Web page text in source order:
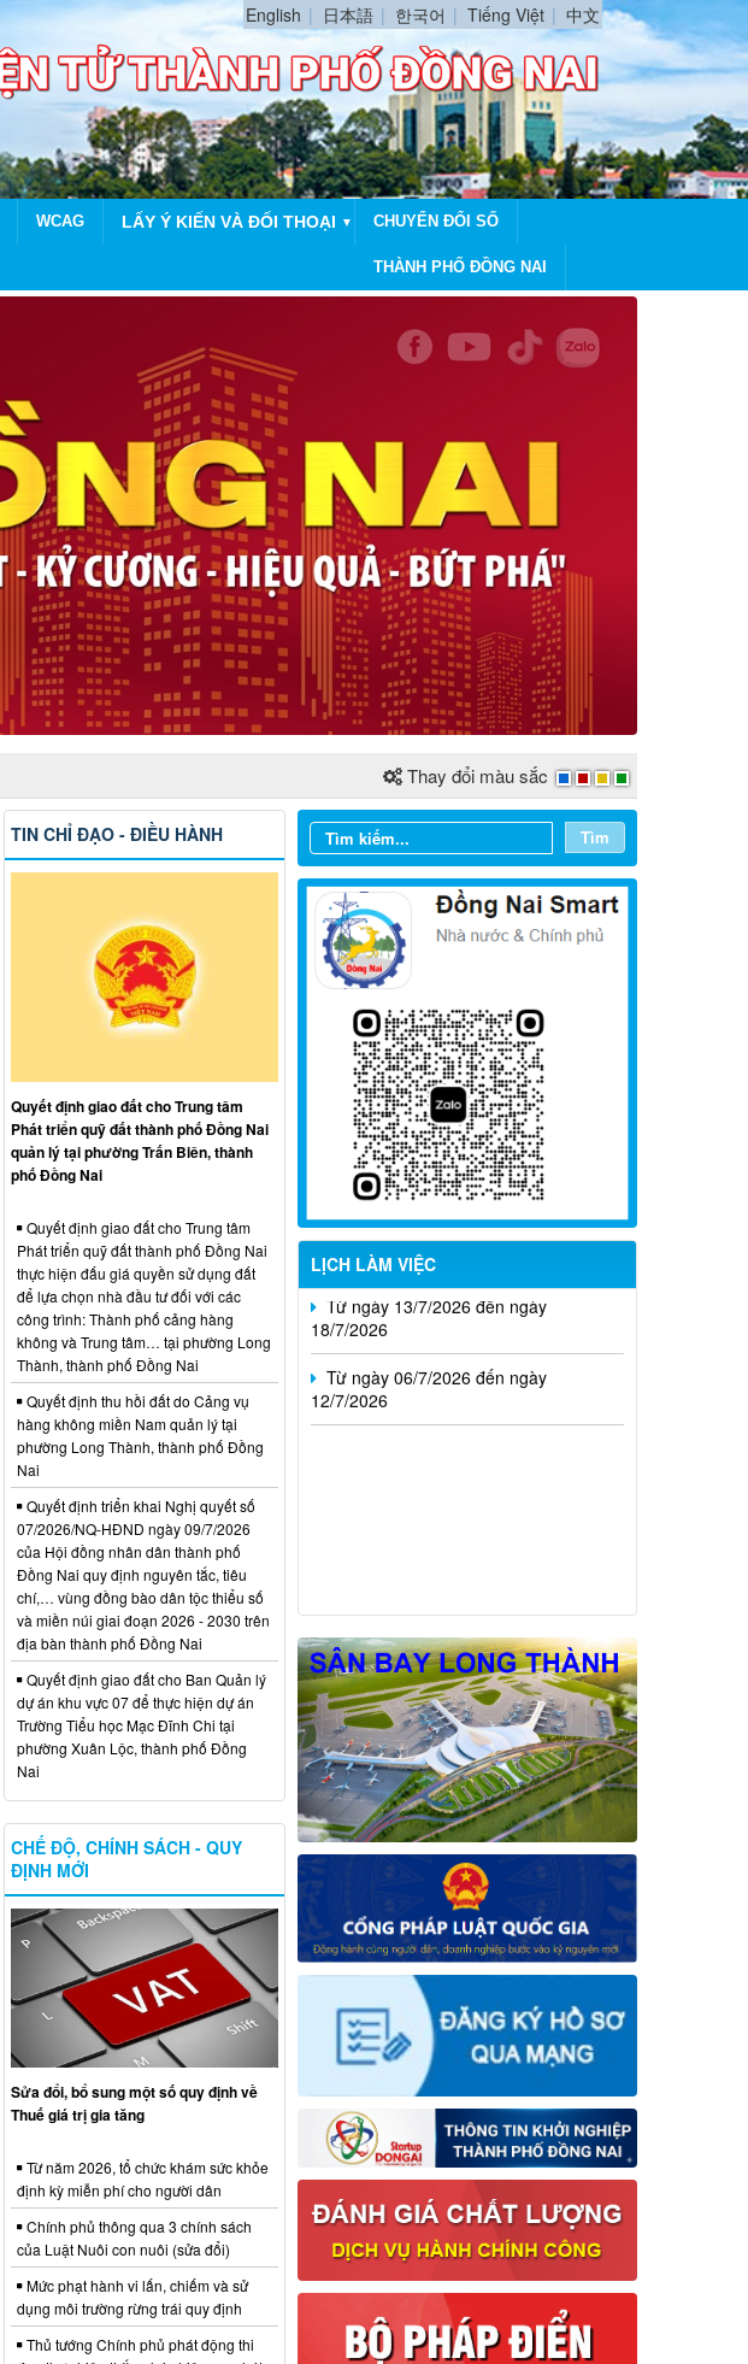
English 日本語 한국어 Tiếng Việt 中文
WCAG LẤY Ý KIẾN VÀ ĐỐI THOẠI ▼ CHUYỂN ĐỔI SỐ
THÀNH PHỐ ĐỒNG NAI
Thay đổi màu sắc
Tìm
LỊCH LÀM VIỆC
Từ ngày 03/8/2026 đến ngày
09/8/2026
Từ ngày 27/7/2026 đến ngày
02/8/2026
Từ ngày 20/7/2026 đến ngày
26/7/2026
Từ ngày 13/7/2026 đến ngày
18/7/2026
Từ ngày 06/7/2026 đến ngày
12/7/2026
TIN CHỈ ĐẠO - ĐIỀU HÀNH
Quyết định giao đất cho Trung tâm
Phát triển quỹ đất thành phố Đồng Nai
quản lý tại phường Trấn Biên, thành
phố Đồng Nai
Quyết định giao đất cho Trung tâm
Phát triển quỹ đất thành phố Đồng Nai
thực hiện đấu giá quyền sử dụng đất
để lựa chọn nhà đầu tư đối với các
công trình: Thành phố cảng hàng
không và Trung tâm… tại phường Long
Thành, thành phố Đồng Nai
Quyết định thu hồi đất do Cảng vụ
hàng không miền Nam quản lý tại
phường Long Thành, thành phố Đồng
Nai
Quyết định triển khai Nghị quyết số
07/2026/NQ-HĐND ngày 09/7/2026
của Hội đồng nhân dân thành phố
Đồng Nai quy định nguyên tắc, tiêu
chí,… vùng đồng bào dân tộc thiểu số
và miền núi giai đoạn 2026 - 2030 trên
địa bàn thành phố Đồng Nai
Quyết định giao đất cho Ban Quản lý
dự án khu vực 07 để thực hiện dự án
Trường Tiểu học Mạc Đĩnh Chi tại
phường Xuân Lộc, thành phố Đồng
Nai
CHẾ ĐỘ, CHÍNH SÁCH - QUY
ĐỊNH MỚI
Sửa đổi, bổ sung một số quy định về
Thuế giá trị gia tăng
Từ năm 2026, tổ chức khám sức khỏe
định kỳ miễn phí cho người dân
Chính phủ thông qua 3 chính sách
của Luật Nuôi con nuôi (sửa đổi)
Mức phạt hành vi lấn, chiếm và sử
dụng môi trường rừng trái quy định
Thủ tướng Chính phủ phát động thi